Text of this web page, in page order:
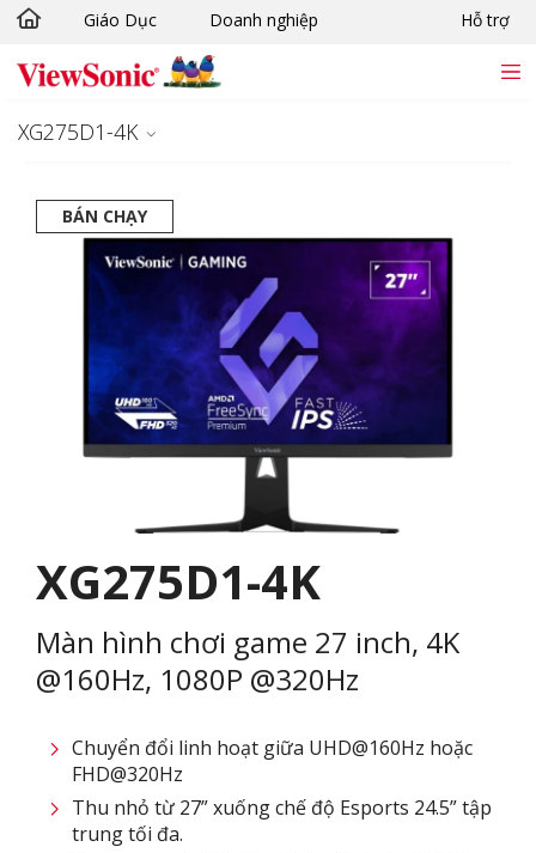
Chuyển đến nội dung chính
Giáo Dục Doanh nghiệp Hỗ trợ
XG275D1-4K
BÁN CHẠY
XG275D1-4K
Màn hình chơi game 27 inch, 4K
@160Hz, 1080P @320Hz
Chuyển đổi linh hoạt giữa UHD@160Hz hoặc
FHD@320Hz
Thu nhỏ từ 27” xuống chế độ Esports 24.5” tập
trung tối đa.